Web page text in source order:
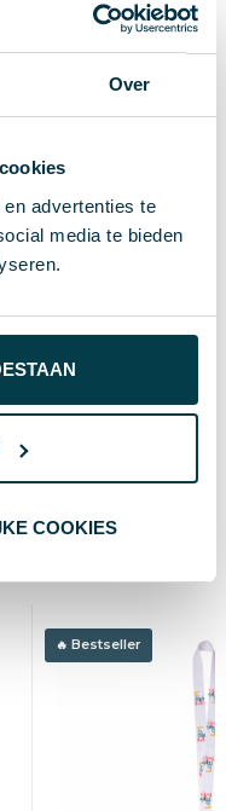
Over
advertenties te
media te bieden
COOKIES
Bestseller